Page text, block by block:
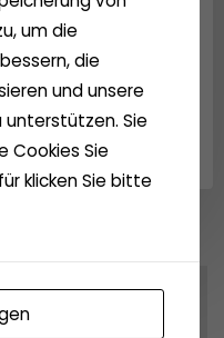
um die
die
und unsere
unterstützen. Sie
Cookies Sie
klicken Sie bitte